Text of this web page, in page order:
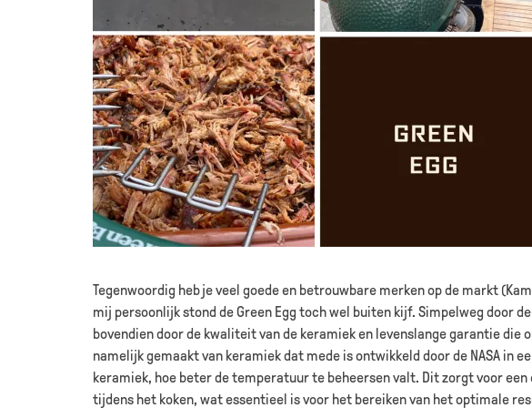
Tegenwoordig heb je veel goede en betrouwbare merken op de markt
mij persoonlijk stond de Green Egg toch wel buiten kijf. Simpelweg door
bovendien door de kwaliteit van de keramiek en levenslange garantie die
namelijk gemaakt van keramiek dat mede is ontwikkeld door de NASA in
keramiek, hoe beter de temperatuur te beheersen valt. Dit zorgt voor
tijdens het koken, wat essentieel is voor het bereiken van het optimale